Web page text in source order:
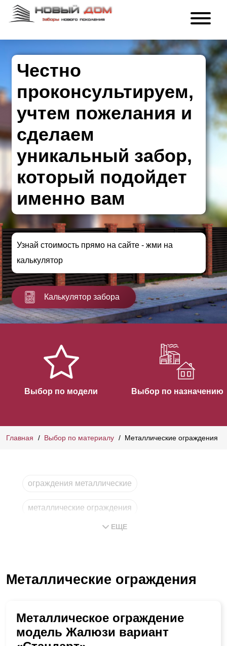
Честно
проконсультируем,
учтем пожелания и
сделаем
уникальный забор,
который подойдет
именно вам
Узнай стоимость прямо на сайте - жми на
калькулятор
Калькулятор забора
Выбор по модели Выбор по назначению
Главная Выбор по материалу Металлические ограждения
ограждения металлические
металлические ограждения
ограждение металлическое
изготовление металлических
ЕЩЕ
Металлические ограждения
Металлическое ограждение
модель Жалюзи вариант